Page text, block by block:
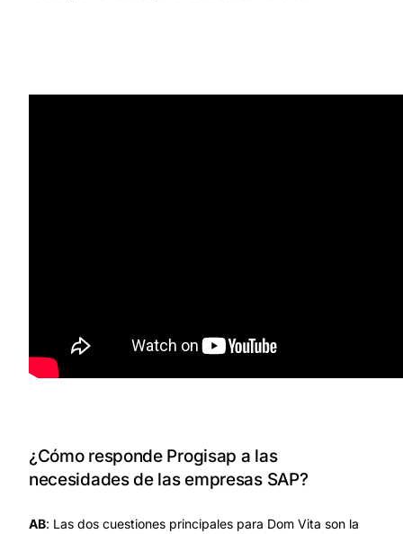
¿Cómo responde Progisap a las
necesidades de las empresas SAP?
AB: Las dos cuestiones principales para Dom Vita son la